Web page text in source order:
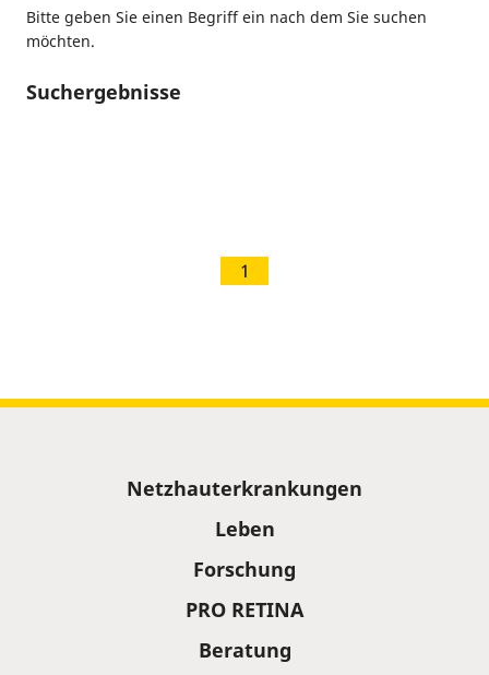
Bitte geben Sie einen Begriff ein nach dem Sie suchen
möchten.
Suchergebnisse
1
Netzhauterkrankungen
Leben
Forschung
PRO RETINA
Beratung